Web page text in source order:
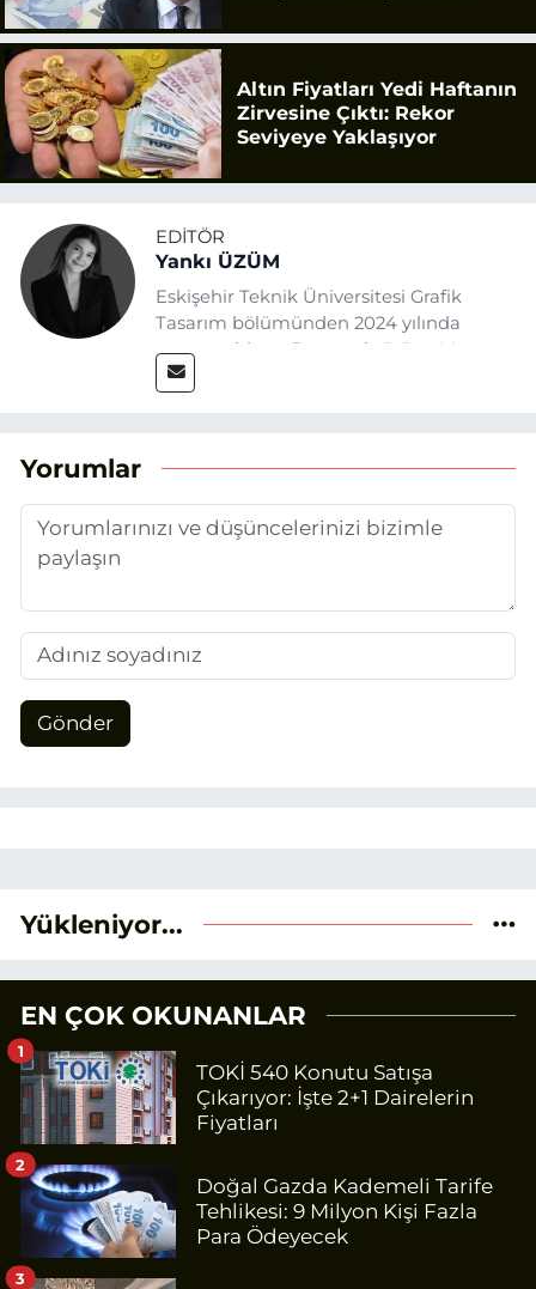
Altın Fiyatları Yedi Haftanın
Zirvesine Çıktı: Rekor
Seviyeye Yaklaşıyor
EDITÖR
Yankı ÜZÜM
Eskişehir Teknik Üniversitesi Grafik
Tasarım bölümünden 2024 yılında
mezun oldum. Basın sektörüne Mayıs
2025’te Eskişehir Haber Ajansı ile adım
aktarmayı hedefliyorum.
Yorumlar
Gönder
Yükleniyor...
EN ÇOK OKUNANLAR
TOKİ 540 Konutu Satışa
Çıkarıyor: İşte 2+1 Dairelerin
Fiyatları
1
Doğal Gazda Kademeli Tarife
Tehlikesi: 9 Milyon Kişi Fazla
Para Ödeyecek
2
3